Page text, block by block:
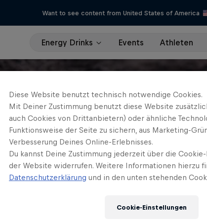
Want to see content from United States of America
Energy Drinks Events Athleten
Diese Website benutzt technisch notwendige Cookies.
Mit Deiner Zustimmung benutzt diese Website
auch Cookies von Drittanbietern) oder ähnliche
Funktionsweise der Seite zu sichern, aus Marketing-
Verbesserung Deines Online-Erlebnisses.
Du kannst Deine Zustimmung jederzeit über die
der Website widerrufen. Weitere Informationen hierzu
Datenschutzerklärung und in den unten stehenden
Cookie-Einstellungen